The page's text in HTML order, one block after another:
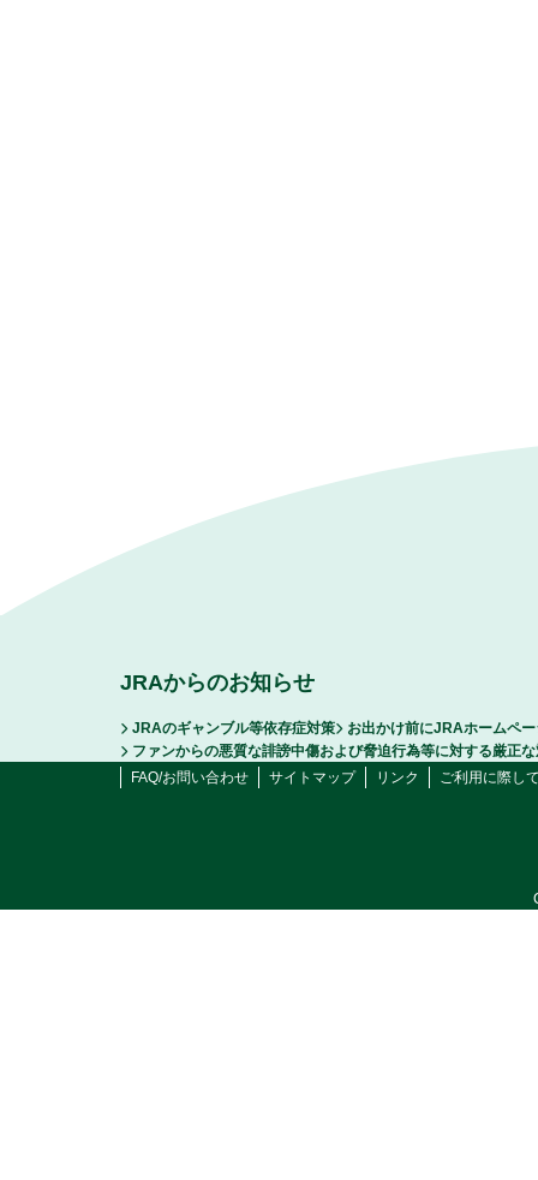
JRAからのお知らせ
JRAのギャンブル等依存症対策
お出かけ前にJRAホームペ
ファンからの悪質な誹謗中傷および脅迫行為等に対する厳正
FAQ/お問い合わせ
サイトマップ リンク ご利用に際し